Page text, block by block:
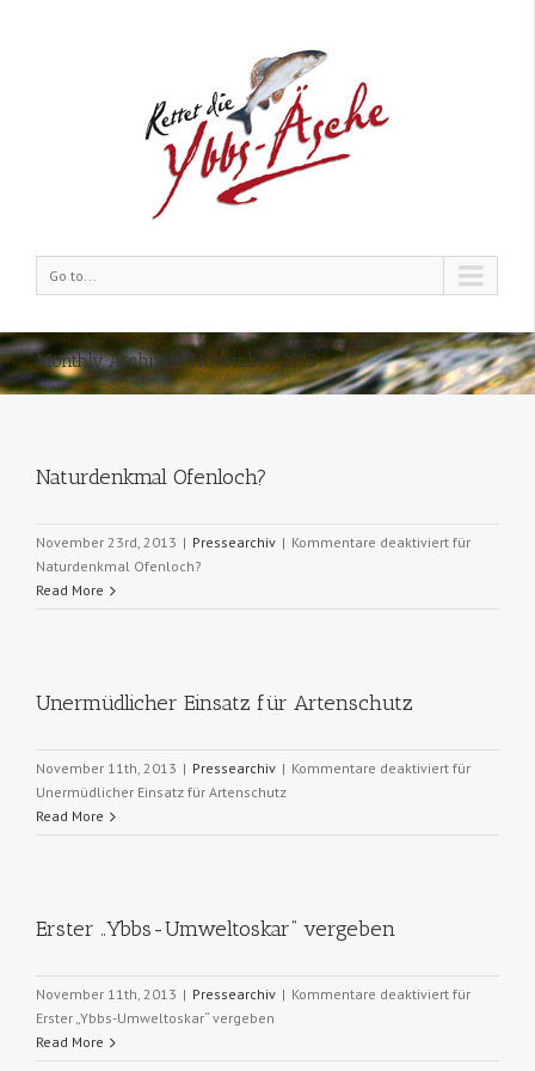
Go to...
Monthly Archives:November 2013
Naturdenkmal Ofenloch?
November 23rd, 2013 | Pressearchiv | Kommentare deaktiviert für
Naturdenkmal Ofenloch?
Read More
Unermüdlicher Einsatz für Artenschutz
November 11th, 2013 | Pressearchiv | Kommentare deaktiviert für
Unermüdlicher Einsatz für Artenschutz
Read More
Erster „Ybbs-Umweltoskar“ vergeben
November 11th, 2013 | Pressearchiv | Kommentare deaktiviert für
Erster „Ybbs-Umweltoskar“ vergeben
Read More